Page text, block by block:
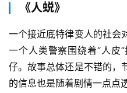
《人蜕》
一个接近底特律变人的社会
一个人类警察围绕着“人皮
仔。故事总体还是不错的，
的信息也是随着剧情一点点